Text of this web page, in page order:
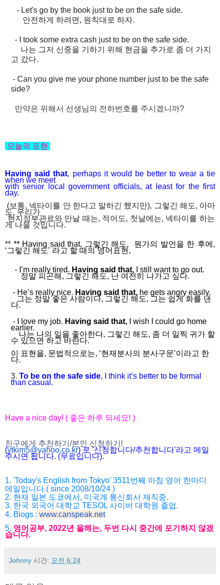
- Let's go by the book just to be on the safe side.
안전하게 하려면, 원칙대로 하자.
- I took some extra cash just to be on the safe side.
나는 그저 신중을 기하기 위해 현금을 추가로 좀 더 가지
고 갔다.
- Can you give me your phone number just to be the safe
side?
만약은 위해서 선생님의 전하번호를 주시겠니까?
오늘의 표현
Having said that, perhaps it would be better to wear a tie
when we meet
with senior local government officials, at least for the first
day.
(보통, 넥타이를 안 한다고 말하긴 했지만), 그렇긴 해도, 아마
도, 우리가
현지정부관료와 만날 때는, 적어도, 첫날에는, 넥타이를 하는
게 나을 것입니다.
** ** Having said that, 그렇긴 해도, 뭔가의 발언을 한 후에 ,
‘그렇긴 해도’ 라고 할 때의 영어표현,
- I’m really tired. Having said that, I still want to go out.
정말 피곤해 , 그렇긴 해도, 난 여전히 나가고 싶다.
- He’s really nice. Having said that, he gets angry easily.
그는 정말 좋은 사람이다, 그렇긴 해도, 그는 쉽게 화를 낸
다.
- I love my job. Having said that, I wish I could go home
earlier.
나는 나의 일을 좋아한다, 그렇긴 해도, 좀 더 일찍 귀가 할
수 있으면 하고 바란다.
이 표현을, 문법적으로는, ‘현재분사의 분사구문’이라고 한
다.
3. To be on the safe side, I think it’s better to be formal
than casual.
Have a nice day! ( 좋은 하루 되세요! )
친구에게 추천하기/본인 신청하기!
(ytkim5@yahoo.co.kr) 로 '신청합니다/추천합니다'라고 메일
주시면 됩니다. (무료입니다).
1. 'Today's English from Tokyo' 3511번째 아침 영어 한마디
메일입니다.( since 2008/10/24 )
2. 현재 일본 도쿄에서, 미국계 통신회사 재직중.
3. 한국 외국어 대학교 TESOL 사이버 대학원 졸업.
4. Blogs : www.canspeak.net
5. 영어공부, 2022년 올해는, 두번 다시 중간에 포기하지 않겠
습니다.
Johnny 시간: 오전 6:24